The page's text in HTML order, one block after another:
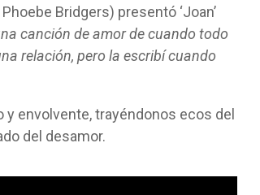
Bridgers) presentó ‘Joan’
canción de amor de cuando todo
relación, pero la escribí cuando
envolvente, trayéndonos ecos del
del desamor.